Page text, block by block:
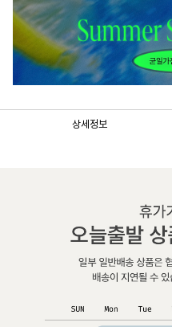
상세정보